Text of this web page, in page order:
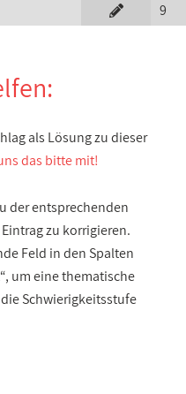
9
als Lösung zu dieser
das bitte mit!
der entsprechenden
zu korrigieren.
Feld in den Spalten
um eine thematische
Schwierigkeitsstufe